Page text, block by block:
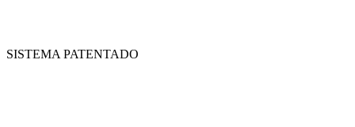
SISTEMA PATENTADO